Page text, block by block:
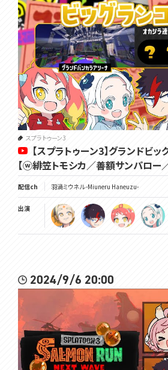
スプラトゥーン3
【スプラトゥーン3】グランドビ
【ⓦ緋笠トモシカ／善額サンパロー
配信ch 羽渦ミウネル -Miuneru Haneuzu-
出演
2024/9/6 20:00